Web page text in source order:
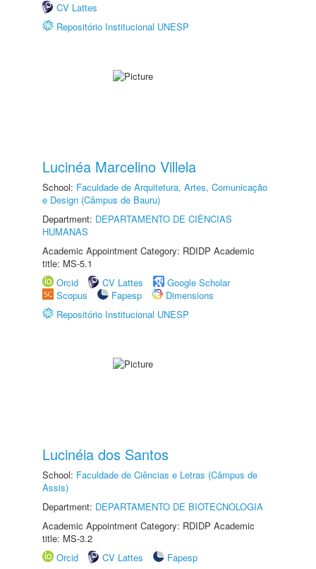
CV Lattes
Repositório Institucional UNESP
Lucinéa Marcelino Villela
School: Faculdade de Arquitetura, Artes, Comunicação
e Design (Câmpus de Bauru)
Department: DEPARTAMENTO DE CIÊNCIAS
HUMANAS
Academic Appointment Category: RDIDP Academic
title: MS-5.1
Orcid
CV Lattes
Google Scholar
Scopus
Fapesp
Dimensions
Repositório Institucional UNESP
Lucinéia dos Santos
School: Faculdade de Ciências e Letras (Câmpus de
Assis)
Department: DEPARTAMENTO DE BIOTECNOLOGIA
Academic Appointment Category: RDIDP Academic
title: MS-3.2
Orcid
CV Lattes
Fapesp